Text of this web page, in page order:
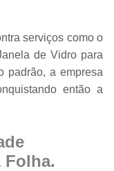
Cobertura de Vidro
Cobertura
Divisória de
Divisória de Vidro
Divisória de Vidro
serviços como o
de Vidro para
padrão, a empresa
então a
Folha.